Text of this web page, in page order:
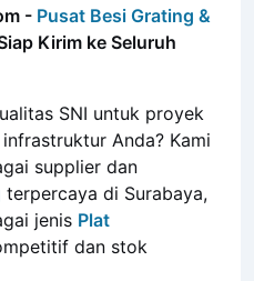
-
SNI untuk proyek
Anda? Kami
supplier dan
terpercaya di Surabaya,
jenis